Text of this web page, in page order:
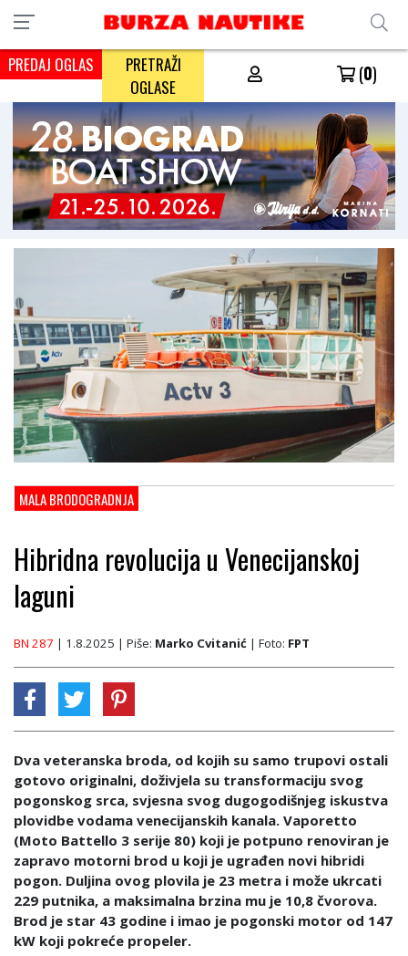
PREDAJ OGLAS
PRETRAŽI
OGLASE
(0)
MALA BRODOGRADNJA
Hibridna revolucija u Venecijanskoj
laguni
BN 287 | 1.8.2025 | Piše: Marko Cvitanić | Foto: FPT
Dva veteranska broda, od kojih su samo trupovi ostali
gotovo originalni, doživjela su transformaciju svog
pogonskog srca, svjesna svog dugogodišnjeg iskustva
plovidbe vodama venecijanskih kanala. Vaporetto
(Moto Battello 3 serije 80) koji je potpuno renoviran je
zapravo motorni brod u koji je ugrađen novi hibridi
pogon. Duljina ovog plovila je 23 metra i može ukrcati
229 putnika, a maksimalna brzina mu je 10,8 čvorova.
Brod je star 43 godine i imao je pogonski motor od 147
kW koji pokreće propeler.